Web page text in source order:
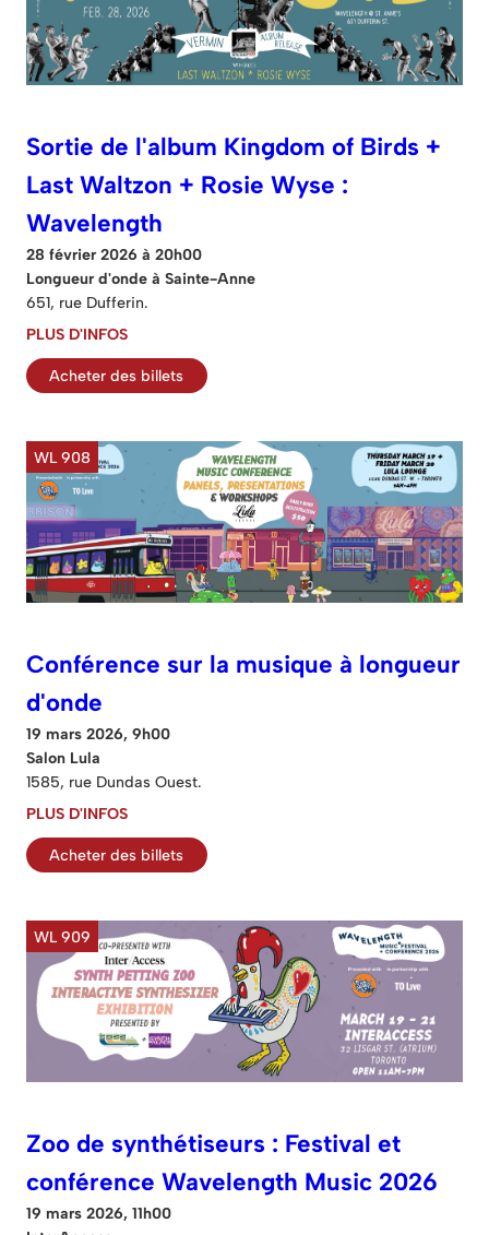
Sortie de l'album Kingdom of Birds +
Last Waltzon + Rosie Wyse :
Wavelength
28 février 2026 à 20h00
Longueur d'onde à Sainte-Anne
651, rue Dufferin.
PLUS D'INFOS
Acheter des billets
WL 908
Conférence sur la musique à longueur
d'onde
19 mars 2026, 9h00
Salon Lula
1585, rue Dundas Ouest.
PLUS D'INFOS
Acheter des billets
WL 909
Zoo de synthétiseurs : Festival et
conférence Wavelength Music 2026
19 mars 2026, 11h00